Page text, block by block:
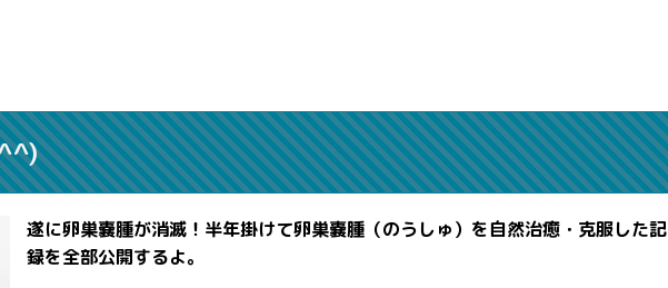
遂に卵巣嚢腫が消滅！半年掛けて卵巣嚢腫（のうしゅ）を自然治癒・克服した記
録を全部公開するよ。